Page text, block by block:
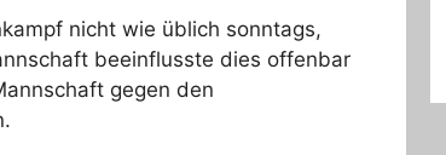
nicht wie üblich sonntags,
beeinflusste dies offenbar
gegen den